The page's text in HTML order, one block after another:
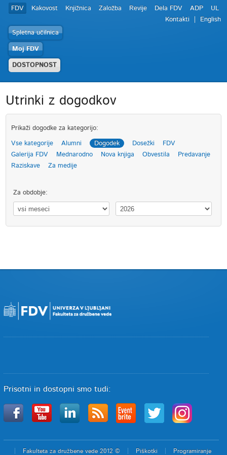
FDV Kakovost Knjižnica Založba Revije Dela FDV ADP
UL
Kontakti
English
Spletna učilnica
Moj FDV
DOSTOPNOST
Utrinki z dogodkov
Prikaži dogodke za kategorijo:
Vse kategorije Alumni Dogodek Dosežki
FDV
Galerija FDV
Mednarodno Nova knjiga Obvestila
Predavanje
Raziskave
Za medije
Za obdobje:
Prisotni in dostopni smo tudi:
Fakulteta za družbene vede 2012 © Piškotki Programiranje